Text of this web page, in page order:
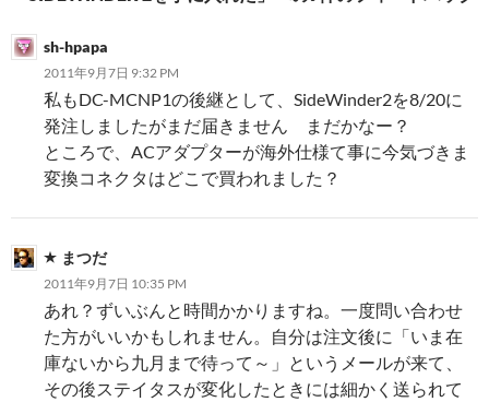
ョ sh-hpapa
2011年9月7日 9:32 PM
私もDC-MCNP1の後継として、SideWinder2を8/20に
発注しましたがまだ届きません まだかなー？
ところで、ACアダプターが海外仕様て事に今気づきま
変換コネクタはどこで買われました？
まつだ
2011年9月7日 10:35 PM
あれ？ずいぶんと時間かかりますね。一度問い合わせ
た方がいいかもしれません。自分は注文後に「いま在
庫ないから九月まで待って～」というメールが来て、
その後ステイタスが変化したときには細かく送られて